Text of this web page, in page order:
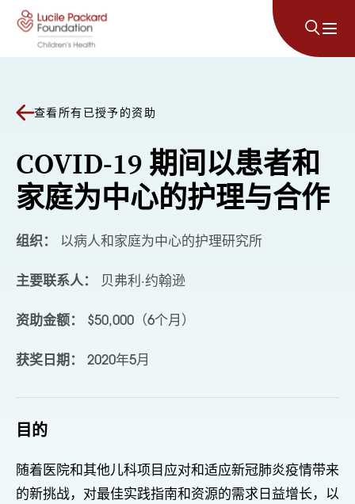
跳至内容
查看所有已授予的资助
COVID-19 期间以患者和
家庭为中心的护理与合作
组织： 以病人和家庭为中心的护理研究所
主要联系人： 贝弗利·约翰逊
资助金额： $50,000（6个月）
获奖日期： 2020年5月
目的
随着医院和其他儿科项目应对和适应新冠肺炎疫情带来
的新挑战，对最佳实践指南和资源的需求日益增长，以